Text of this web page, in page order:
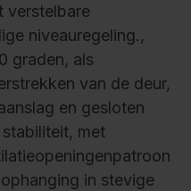
verstelbare
niveauregeling.,
graden, als
van de deur,
en gesloten
met
in stevige